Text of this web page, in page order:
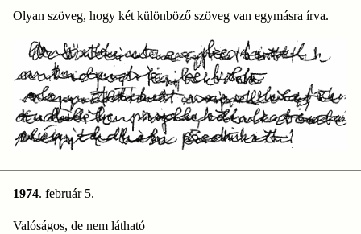
Olyan szöveg, hogy két különböző szöveg van egymásra írva.
1974. február 5.
Valóságos, de nem látható